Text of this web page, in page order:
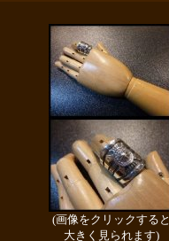
(画像をクリックすると
大きく見られます)